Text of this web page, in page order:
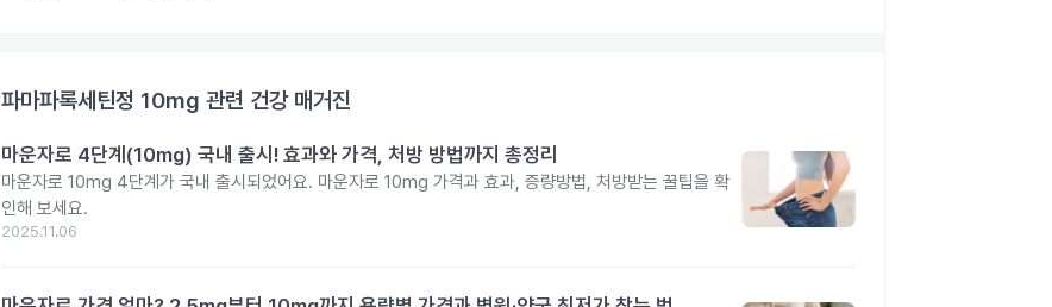
파마파록세틴정 10mg 관련 건강 매거진
마운자로 4단계(10mg) 국내 출시! 효과와 가격, 처방 방법까지 총정리
마운자로 10mg 4단계가 국내 출시되었어요. 마운자로 10mg 가격과 효과, 증량방법, 처방받는 꿀팁을 확
인해 보세요.
2025.11.06